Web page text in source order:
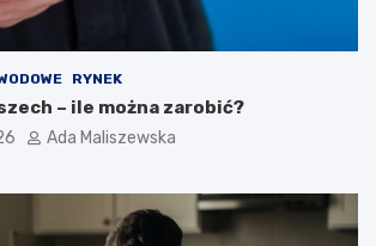
RYNEK
– ile można zarobić?
Ada Maliszewska